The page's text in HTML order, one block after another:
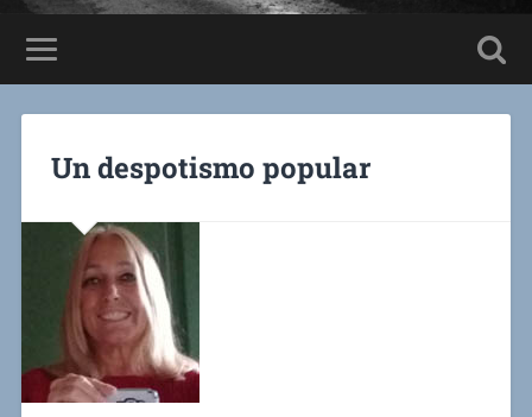
Un despotismo popular